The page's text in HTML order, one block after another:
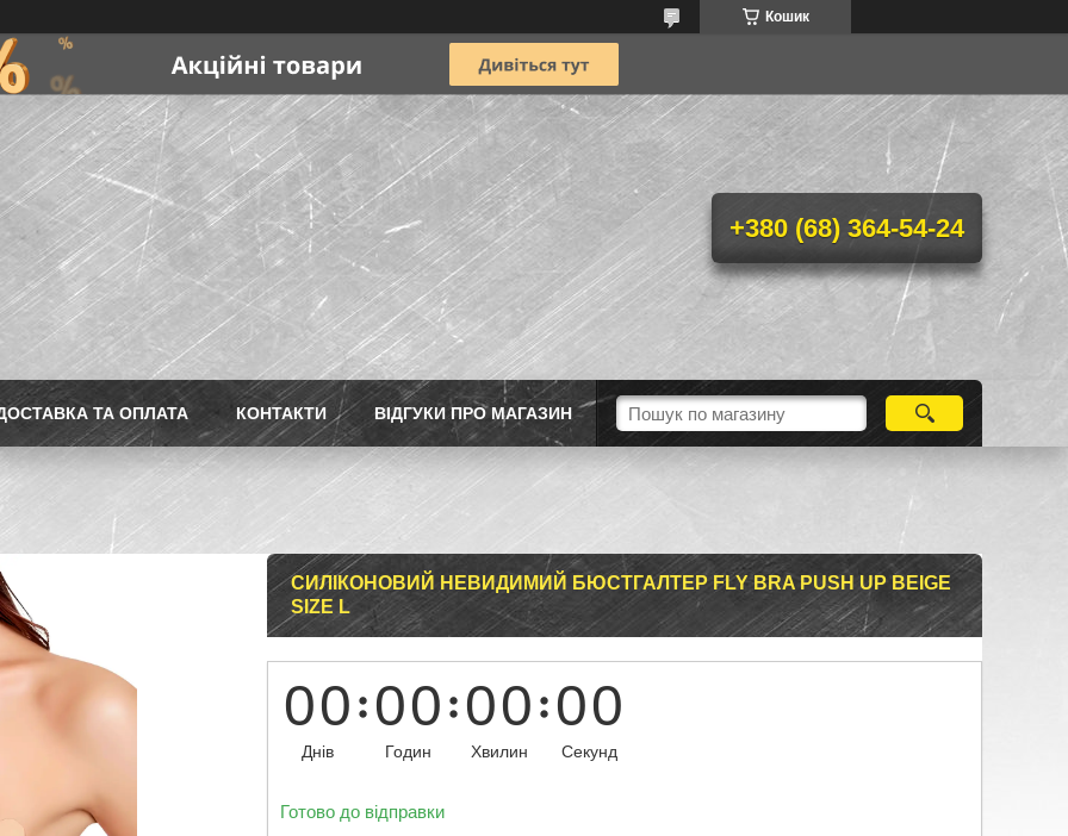
Кошик
+380 (68) 364-54-24
ТА ОПЛАТА КОНТАКТИ ВІДГУКИ ПРО МАГАЗИН
СИЛІКОНОВИЙ НЕВИДИМИЙ БЮСТГАЛТЕР FLY BRA РUSH UP BEIGЕ
SIZE L
00
Днів
00
Годин
00
Хвилин
00
Секунд
Готово до відправки